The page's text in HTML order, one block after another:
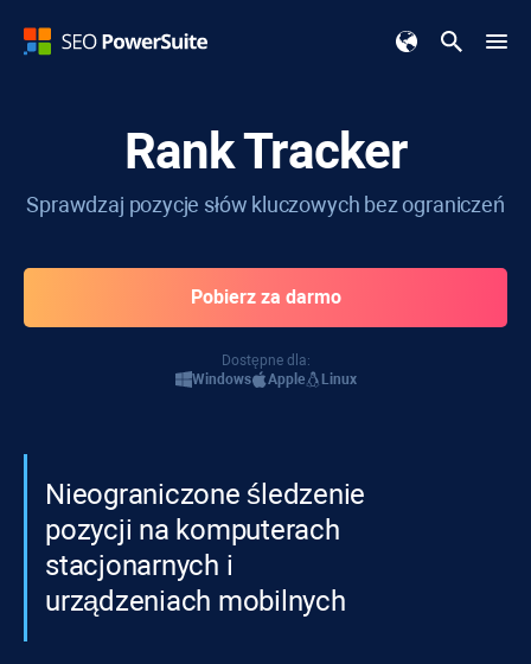
Rank Tracker
Sprawdzaj pozycje słów kluczowych bez ograniczeń
Pobierz za darmo
Dostępne dla:
Windows
Apple Linux
Nieograniczone śledzenie
pozycji na komputerach
stacjonarnych i
urządzeniach mobilnych